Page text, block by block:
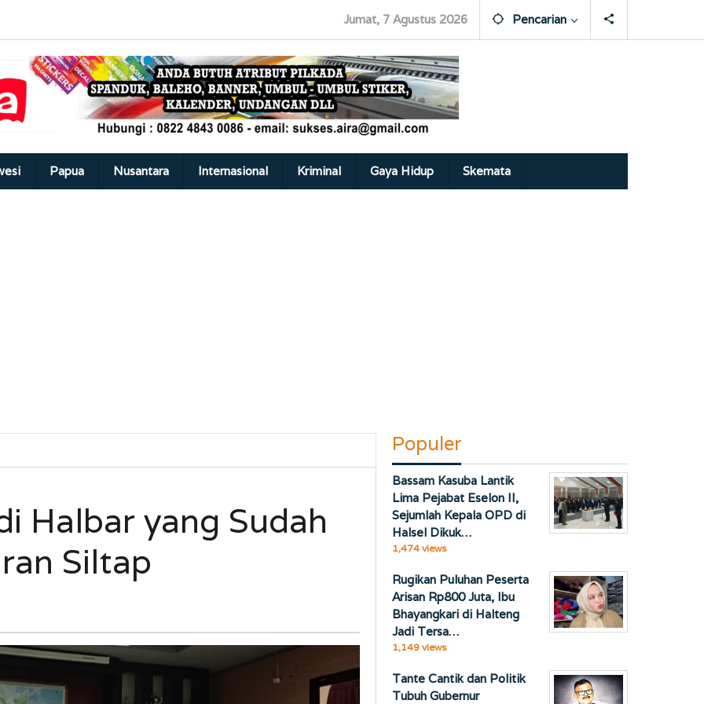
Jumat, 7 Agustus 2026 Pencarian
Papua Nusantara Internasional Kriminal Gaya Hidup Skemata
Halbar yang Sudah
Siltap
Populer
Bassam Kasuba Lantik
Lima Pejabat Eselon II,
Sejumlah Kepala OPD di
Halsel Dikuk…
1,474 views
Rugikan Puluhan Peserta
Arisan Rp800 Juta, Ibu
Bhayangkari di Halteng
Jadi Tersa…
1,149 views
Tante Cantik dan Politik
Tubuh Gubernur